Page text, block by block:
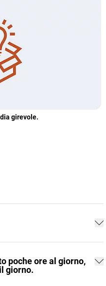
girevole.
poche ore al giorno,
giorno.